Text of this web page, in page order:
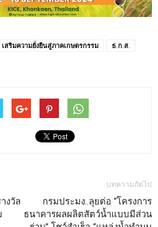
สริมความยั่งยืนสู่ภาคเกษตรกรรม
ธ.ก.ส.
งวัล
บทความถัดไป
กรมประมง..ลุยต่อ “โครงการ
ธนาคารผลผลิตสัตว์น้ำแบบมีส่วน